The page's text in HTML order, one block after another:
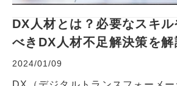
DX人材とは？必要なスキル
べきDX人材不足解決策を解
2024/01/09